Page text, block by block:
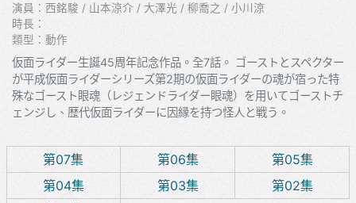
演員：西銘駿 / 山本涼介 / 大澤光 / 柳喬之 / 小川涼
時長：
類型：動作
仮面ライダー生誕45周年記念作品。全7話。 ゴーストとスペクター
が平成仮面ライダーシリーズ第2期の仮面ライダーの魂が宿った特
殊なゴースト眼魂（レジェンドライダー眼魂）を用いてゴーストチ
ェンジし、歴代仮面ライダーに因縁を持つ怪人と戦う。
第07集 第06集
第05集
第04集
第03集
第02集